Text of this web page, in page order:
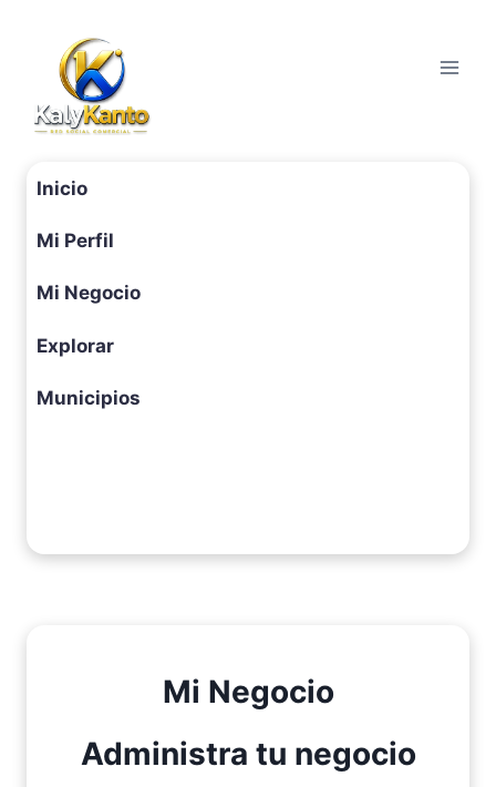
contenido
Inicio
Mi Perfil
Mi Negocio
Explorar
Municipios
Mi Negocio
Administra tu negocio